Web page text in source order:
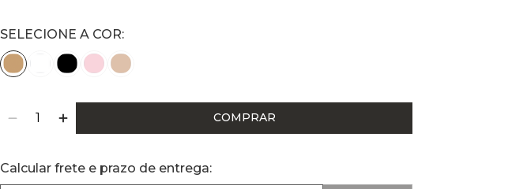
COMPRAR
Calcular frete e prazo de entrega: